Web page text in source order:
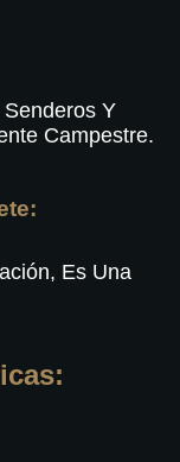
Y
Campestre.
Es Una